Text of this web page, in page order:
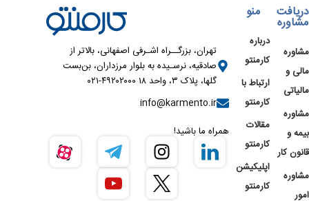
دریافت
مشاوره
مشاوره
مالی و
مالیاتی
مشاوره
بیمه و
قانون کار
مشاوره
امور
منو
درباره
کارمنتو
ارتباط با
کارمنتو
مقالات
کارمنتو
اپلیکیشن
کارمنتو
تهران، بزرگــراه اشـرفی اصفهانی، بالاتر از
صادقیه، نرسـیده به بلوار مرزداران، بن‌بست
گلها، پلاک ۳، واحد ۱۸ ۴۹۲۰۲۰۰۰-۰۲۱
info@karmento.ir
همراه ما باشید!